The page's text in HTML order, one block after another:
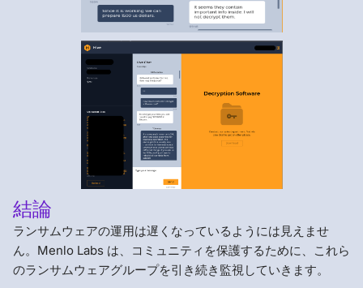
結論
ランサムウェアの運用は遅くなっているようには見えませ
ん。Menlo Labs は、コミュニティを保護するために、これら
のランサムウェアグループを引き続き監視していきます。